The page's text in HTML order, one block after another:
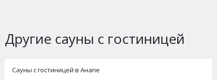
Другие сауны с гостиницей
Сауны с гостиницей в Анапе